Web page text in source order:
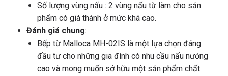
Số lượng vùng nấu : 2 vùng nấu từ làm cho sản
phẩm có giá thành ở mức khá cao.
Đánh giá chung:
Bếp từ Malloca MH-02IS là một lựa chọn đáng
đầu tư cho những gia đình có nhu cầu nấu nướng
cao và mong muốn sở hữu một sản phẩm chất